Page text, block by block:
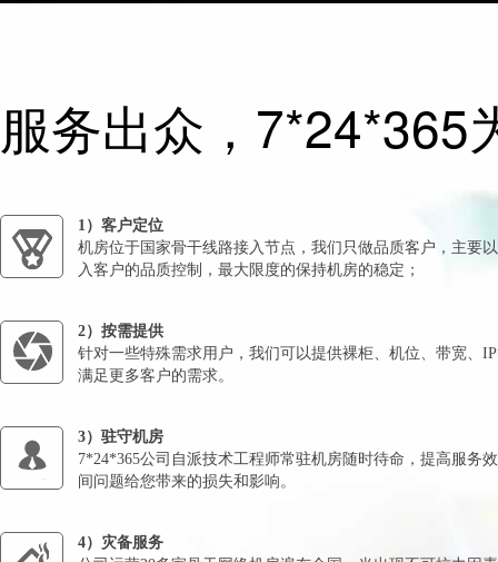
服务出众，7*24*365
1）客户定位
机房位于国家骨干线路接入节点，我们只做品质客户，主要
入客户的品质控制，最大限度的保持机房的稳定；
2）按需提供
针对一些特殊需求用户，我们可以提供裸柜、机位、带宽、
满足更多客户的需求。
3）驻守机房
7*24*365公司自派技术工程师常驻机房随时待命，提高服务
间问题给您带来的损失和影响。
4）灾备服务